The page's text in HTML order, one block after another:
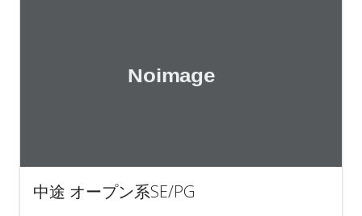
中途 オープン系SE/PG